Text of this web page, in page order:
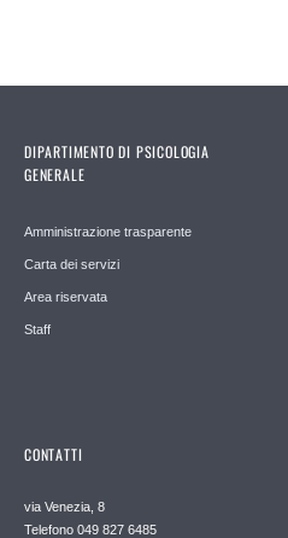
DIPARTIMENTO DI PSICOLOGIA
GENERALE
Amministrazione trasparente
Carta dei servizi
Area riservata
Staff
CONTATTI
via Venezia, 8
Telefono 049 827 6485